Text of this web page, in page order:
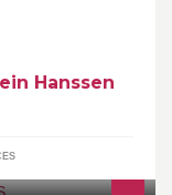
Hanssen